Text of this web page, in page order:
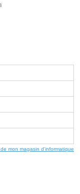
mon magasin d'informatique